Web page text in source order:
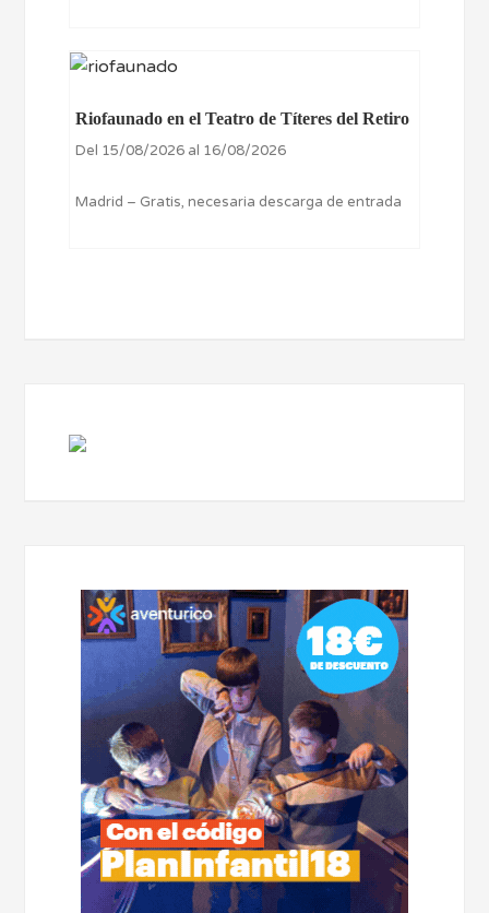
Riofaunado en el Teatro de Títeres del Retiro
Del 15/08/2026 al 16/08/2026
Madrid – Gratis, necesaria descarga de entrada